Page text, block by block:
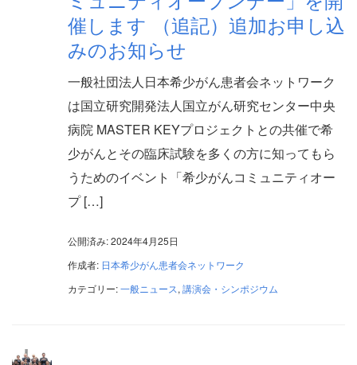
催します （追記）追加お申し込
みのお知らせ
一般社団法人日本希少がん患者会ネットワーク
は国立研究開発法人国立がん研究センター中央
病院 MASTER KEYプロジェクトとの共催で希
少がんとその臨床試験を多くの方に知ってもら
うためのイベント「希少がんコミュニティオー
プ […]
公開済み: 2024年4月25日
作成者: 日本希少がん患者会ネットワーク
カテゴリー:一般ニュース, 講演会・シンポジウム